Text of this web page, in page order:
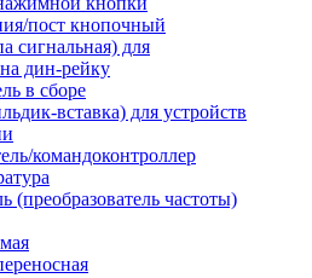
пост кнопочный
сигнальная) для
дин-рейку
в сборе
вставка) для устройств
командоконтроллер
(преобразователь частоты)